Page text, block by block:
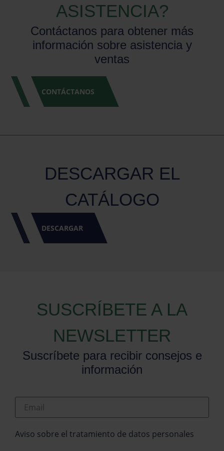
ASISTENCIA?
Contáctanos para obtener más
información sobre asistencia y
ventas
CONTÁCTANOS
DESCARGAR EL
CATÁLOGO
DESCARGAR
SUSCRÍBETE A LA
NEWSLETTER
Suscríbete para recibir consejos e
información
Email
Aviso sobre el tratamiento de datos personales